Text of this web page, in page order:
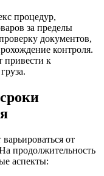
процедур,
за пределы
документов,
контроля.
привести к
от
продолжительность
аспекты: